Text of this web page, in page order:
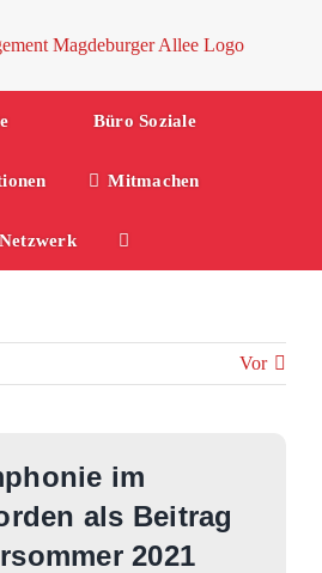
Büro Soziale
Mitmachen
Netzwerk
Vor
im
als Beitrag
2021